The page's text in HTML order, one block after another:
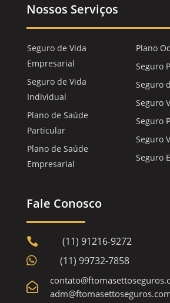
Nossos Serviços
Seguro de Vida
Empresarial
Seguro de Vida
Individual
Plano de Saúde
Particular
Plano de Saúde
Empresarial
Plano
Seguro
Seguro
Seguro
Seguro
Seguro
Seguro
Fale Conosco
 (11) 91216-9272
 (11) 99732-7858
